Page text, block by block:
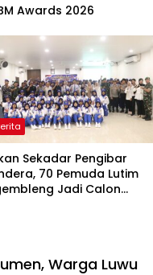
Awards 2026
Sekadar Pengibar
70 Pemuda Lutim
Jadi Calon
Warga Luwu